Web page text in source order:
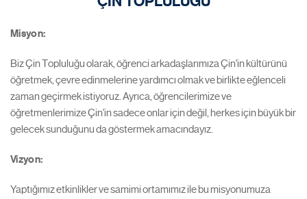
Misyon:
Biz Çin Topluluğu olarak, öğrenci arkadaşlarımıza Çin'in kültürünü
öğretmek, çevre edinmelerine yardımcı olmak ve birlikte eğlenceli
zaman geçirmek istiyoruz. Ayrıca, öğrencilerimize ve
öğretmenlerimize Çin'in sadece onlar için değil, herkes için büyük bir
gelecek sunduğunu da göstermek amacındayız.
Vizyon:
Yaptığımız etkinlikler ve samimi ortamımız ile bu misyonumuza